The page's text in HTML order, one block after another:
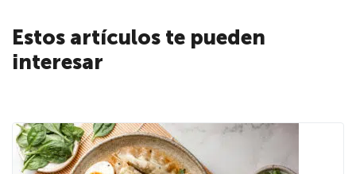
Estos artículos te pueden
interesar